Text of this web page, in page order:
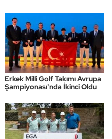
Erkek Milli Golf Takımı Avrupa
Şampiyonası'nda İkinci Oldu